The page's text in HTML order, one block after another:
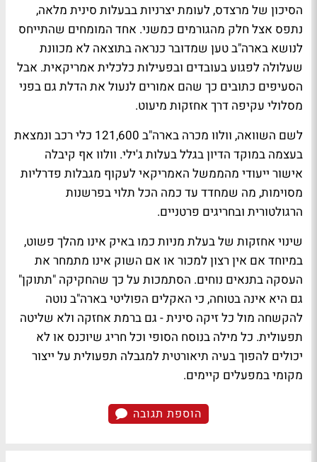
הסיכון של מרצדס, לעומת יצרניות בבעלות סינית מלאה,
נתפס אצל חלק מהגורמים כמשני. אחד המומחים שהתייחס
לנושא בארה"ב טען שמדובר כנראה בתוצאה לא מכוונת
שעלולה לפגוע בעובדים ובפעילות כלכלית אמריקאית. אבל
הסעיפים כתובים כך שהם אמורים לנעול את הדלת גם בפני
מסלולי עקיפה דרך אחזקות מיעוט.
לשם השוואה, וולוו מכרה בארה"ב 121,600 כלי רכב ונמצאת
בעצמה במוקד הדיון בגלל בעלות ג'ילי. וולוו אף קיבלה
אישור ייעודי מהממשל האמריקאי לעקוף מגבלות פדרליות
מסוימות, מה שמחדד עד כמה הכל תלוי בפרשנות
הרגולטורית ובחריגים פרטניים.
שינוי אחזקות של בעלת מניות כמו באיק אינו מהלך פשוט,
במיוחד אם אין רצון למכור או אם השוק אינו מתמחר את
העסקה בתנאים נוחים. הסתמכות על כך שהחקיקה "תתוקן"
גם היא אינה בטוחה, כי האקלים הפוליטי בארה"ב נוטה
להקשחה מול כל זיקה סינית - גם ברמת אחזקה ולא שליטה
תפעולית. כל מילה בנוסח הסופי וכל חריג שיוכנס או לא
יכולים להפוך בעיה תיאורטית למגבלה תפעולית על ייצור
מקומי במפעלים קיימים.
הוספת תגובה